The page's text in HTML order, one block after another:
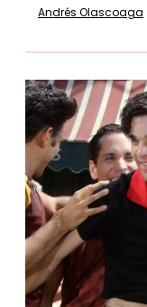
Andrés Olascoaga